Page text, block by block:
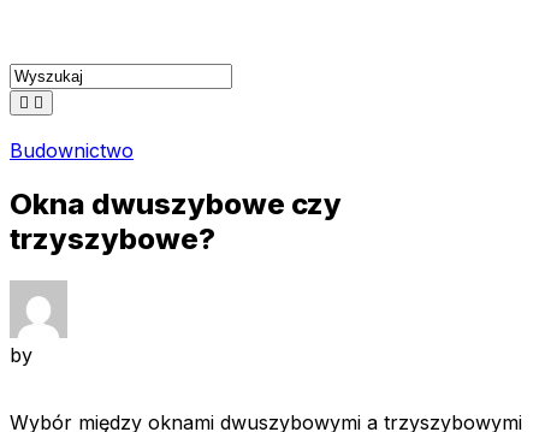
content
Budownictwo
Okna dwuszybowe czy
trzyszybowe?
by
Wybór między oknami dwuszybowymi a trzyszybowymi